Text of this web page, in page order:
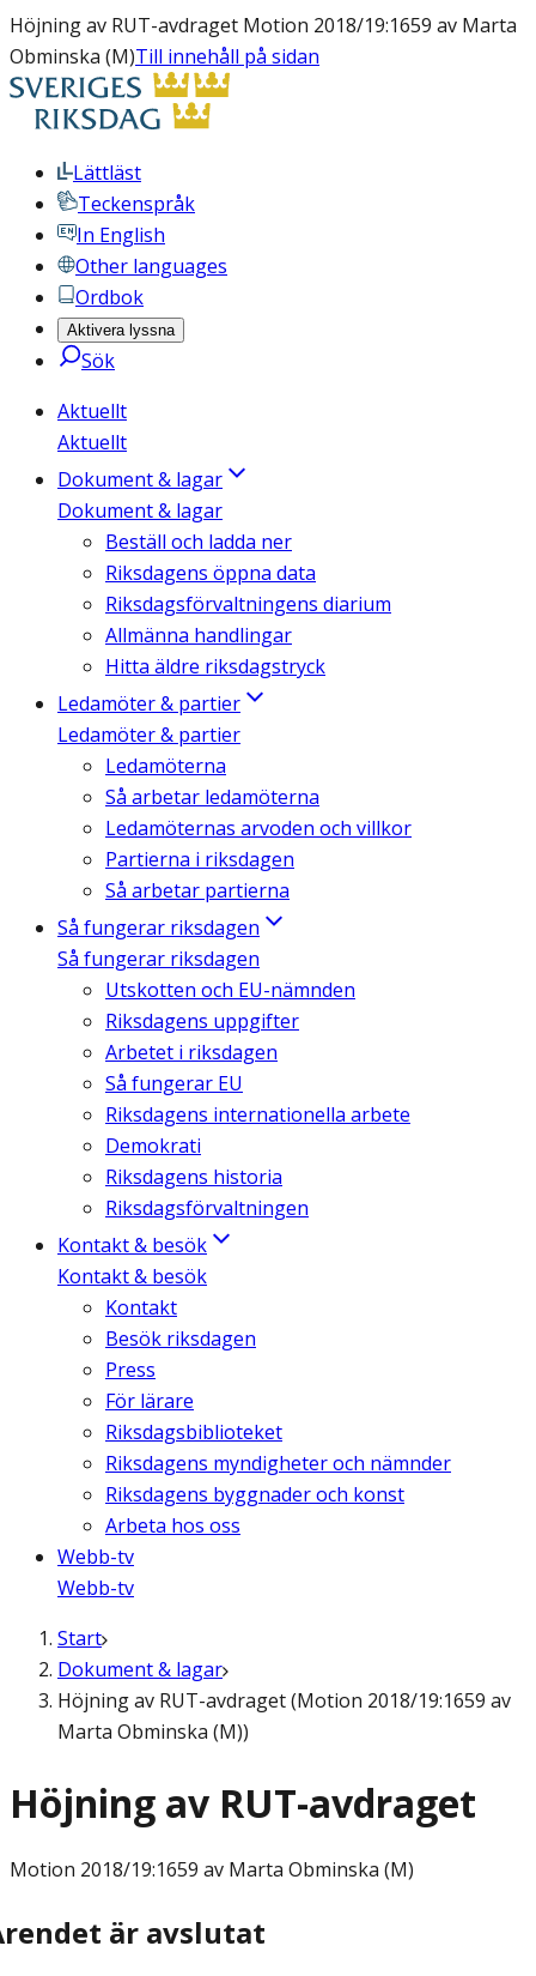
Höjning av RUT-avdraget Motion 2018/19:1659 av Marta
Obminska (M)Till innehåll på sidan
Lättläst
Teckenspråk
In English
Other languages
Ordbok
Aktivera lyssna
Sök
Aktuellt
Aktuellt
Dokument & lagar
Dokument & lagar
Beställ och ladda ner
Riksdagens öppna data
Riksdagsförvaltningens diarium
Allmänna handlingar
Hitta äldre riksdagstryck
Ledamöter & partier
Ledamöter & partier
Ledamöterna
Så arbetar ledamöterna
Ledamöternas arvoden och villkor
Partierna i riksdagen
Så arbetar partierna
Så fungerar riksdagen
Så fungerar riksdagen
Utskotten och EU-nämnden
Riksdagens uppgifter
Arbetet i riksdagen
Så fungerar EU
Riksdagens internationella arbete
Demokrati
Riksdagens historia
Riksdagsförvaltningen
Kontakt & besök
Kontakt & besök
Kontakt
Besök riksdagen
Press
För lärare
Riksdagsbiblioteket
Riksdagens myndigheter och nämnder
Riksdagens byggnader och konst
Arbeta hos oss
Webb-tv
Webb-tv
Start
Dokument & lagar
Höjning av RUT-avdraget (Motion 2018/19:1659 av
Marta Obminska (M))
Höjning av RUT-avdraget
Motion 2018/19:1659 av Marta Obminska (M)
är avslutat